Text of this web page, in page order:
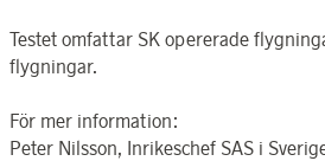
Testet omfattar SK opererade
flygningar.
För mer information:
Peter Nilsson, Inrikeschef SAS i